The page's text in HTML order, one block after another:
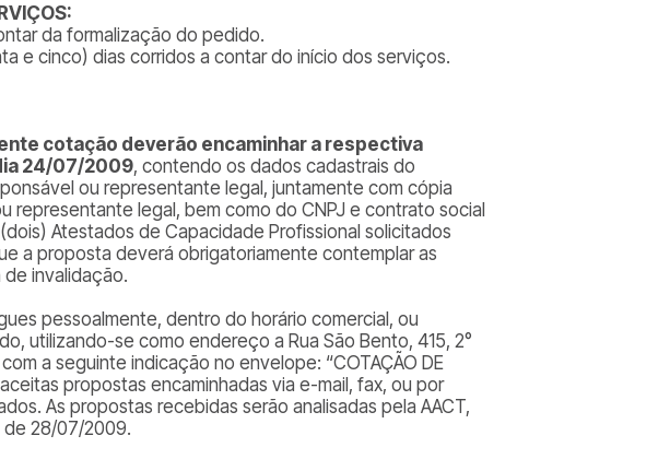
da formalização do pedido.
e cinco) dias corridos a contar do início dos serviços.
cotação deverão encaminhar a respectiva
24/07/2009, contendo os dados cadastrais do
ou representante legal, juntamente com cópia
representante legal, bem como do CNPJ e contrato social
Atestados de Capacidade Profissional solicitados
a proposta deverá obrigatoriamente contemplar as
invalidação.
pessoalmente, dentro do horário comercial, ou
utilizando-se como endereço a Rua São Bento, 415, 2°
a seguinte indicação no envelope: “COTAÇÃO DE
aceitas propostas encaminhadas via e-mail, fax, ou por
As propostas recebidas serão analisadas pela AACT,
28/07/2009.